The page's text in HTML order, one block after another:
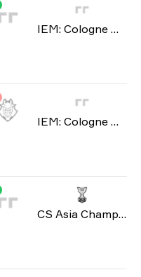
IEM: Cologne Major 2026
IEM: Cologne Major 2026
CS Asia Championships 2026